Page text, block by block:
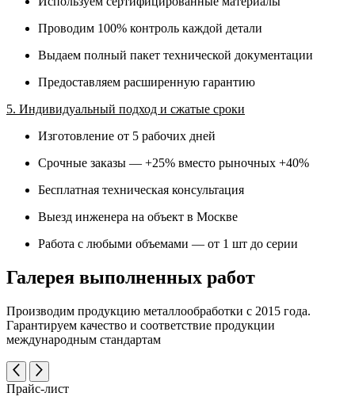
Проводим 100% контроль каждой детали
Выдаем полный пакет технической документации
Предоставляем расширенную гарантию
5. Индивидуальный подход и сжатые сроки
Изготовление от 5 рабочих дней
Срочные заказы — +25% вместо рыночных +40%
Бесплатная техническая консультация
Выезд инженера на объект в Москве
Работа с любыми объемами — от 1 шт до серии
Галерея выполненных работ
Производим продукцию металлообработки с 2015 года.
Гарантируем качество и соответствие продукции
международным стандартам
Прайс-лист